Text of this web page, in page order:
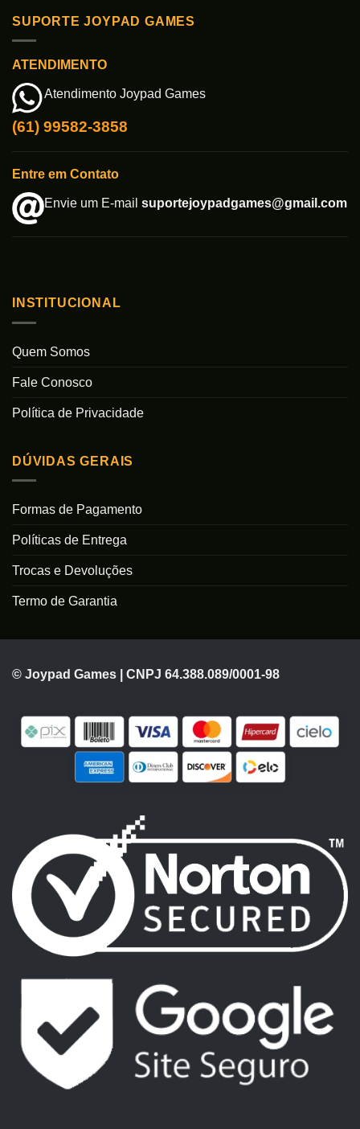
SUPORTE JOYPAD GAMES
ATENDIMENTO
Atendimento Joypad Games
(61) 99582-3858
Entre em Contato
Envie um E-mail suportejoypadgames@gmail.com
INSTITUCIONAL
Quem Somos
Fale Conosco
Política de Privacidade
DÚVIDAS GERAIS
Formas de Pagamento
Políticas de Entrega
Trocas e Devoluções
Termo de Garantia
© Joypad Games | CNPJ 64.388.089/0001-98